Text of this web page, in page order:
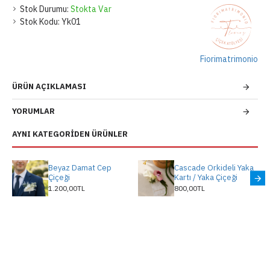
Stok Durumu: Stokta Var
Stok Kodu: Yk01
Fiorimatrimonio
AYNI KATEGORIDEN ÜRÜNLER
Beyaz Damat Cep
Çiçeği
1.200,00TL
Cascade Orkideli Yaka
Kartı / Yaka Çiçeği
800,00TL
ÜRÜN AÇIKLAMASI
YORUMLAR